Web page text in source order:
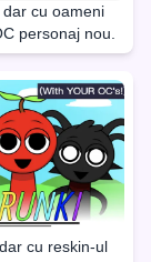
cu oameni
personaj nou.
cu reskin-ul